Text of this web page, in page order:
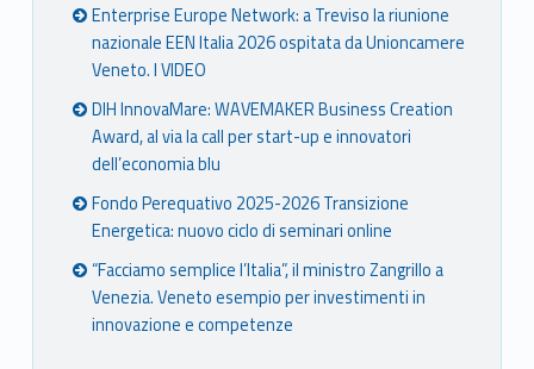
Enterprise Europe Network: a Treviso la riunione
nazionale EEN Italia 2026 ospitata da Unioncamere
Veneto. I VIDEO
DIH InnovaMare: WAVEMAKER Business Creation
Award, al via la call per start-up e innovatori
dell’economia blu
Fondo Perequativo 2025-2026 Transizione
Energetica: nuovo ciclo di seminari online
“Facciamo semplice l’Italia”, il ministro Zangrillo a
Venezia. Veneto esempio per investimenti in
innovazione e competenze